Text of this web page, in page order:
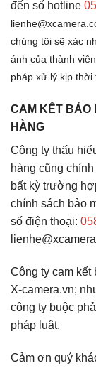
đến số hotline
chúng tôi sẽ xác
ánh của thành
pháp xử lý kịp
CAM KẾT BẢO
HÀNG
Công ty thấu
hàng cũng
bất kỳ trường
chính sách bảo
số điện thoại:
Công ty cam kết
X-camera.vn;
công ty buộc
pháp luật.
Cảm ơn quý